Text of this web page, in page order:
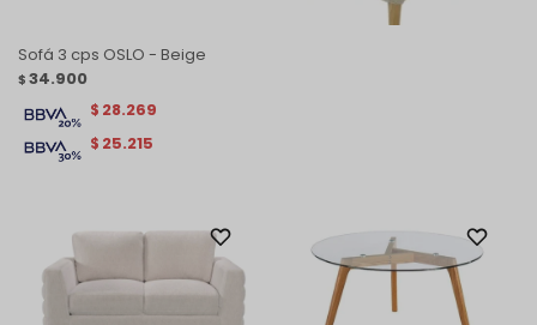
Sofá 3 cps OSLO - Beige
$ 34.900
$ 25.215
$ 28.269